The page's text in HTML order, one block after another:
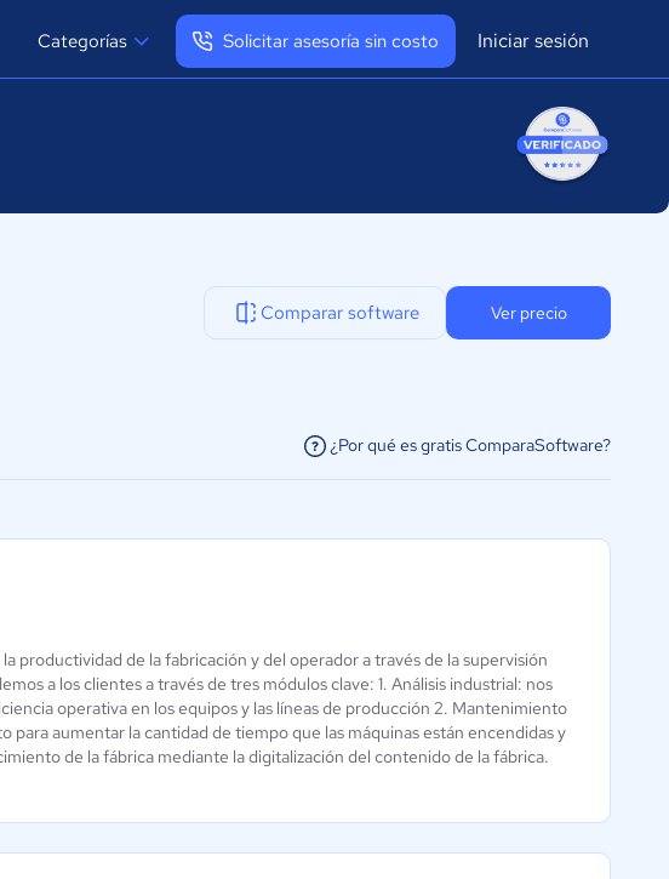
Categorías Solicitar asesoría sin costo Iniciar sesión
Comparar software Ver precio
¿Por qué es gratis ComparaSoftware?
HTM
Mantenimiento
5 / 5
MP Total
4.4 / 5
productividad de la fabricación y del operador a través de la supervisión
a los clientes a través de tres módulos clave: 1. Análisis industrial: nos
operativa en los equipos y las líneas de producción 2. Mantenimiento
aumentar la cantidad de tiempo que las máquinas están encendidas y
de la fábrica mediante la digitalización del contenido de la fábrica.